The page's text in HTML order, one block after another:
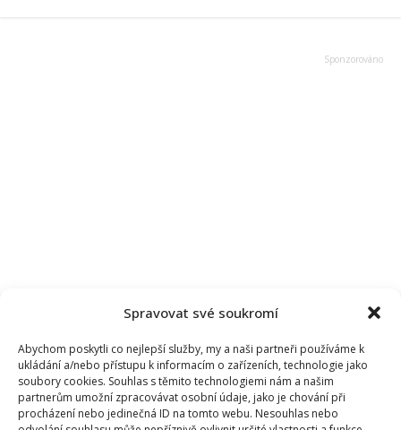
Spravovat své soukromí
Abychom poskytli co nejlepší služby, my a naši partneři používáme k
ukládání a/nebo přístupu k informacím o zařízeních, technologie jako
soubory cookies. Souhlas s těmito technologiemi nám a našim
partnerům umožní zpracovávat osobní údaje, jako je chování při
procházení nebo jedinečná ID na tomto webu. Nesouhlas nebo